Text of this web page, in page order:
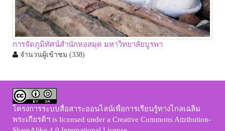
การจัดภูมิทัศน์สำนักหอสมุด มหาวิทยาลัยบูรพา
จำนวนผู้เข้าชม (338)
โครงการระบบสื่อสาระออนไลน์เพื่อการเรียนรู้ทางไกลเฉลิม
พระเกียรติฯ is licensed under a Creative Commons Attribution-